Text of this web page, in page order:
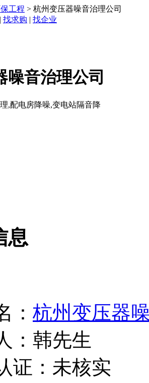
工程 > 杭州变压器噪音治理公司
| 找求购 | 找企业
噪音治理公司
,配电房降噪,变电站隔音降
息
： 杭州变压器
：韩先生
证： 未核实